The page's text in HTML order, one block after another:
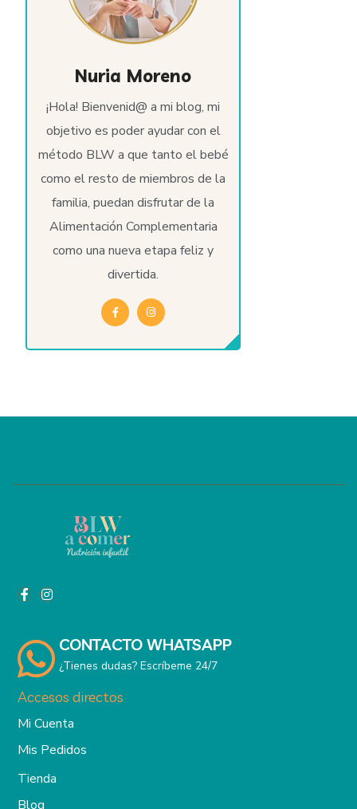
Nuria Moreno
¡Hola! Bienvenid@ a mi blog, mi
objetivo es poder ayudar con el
método BLW a que tanto el bebé
como el resto de miembros de la
familia, puedan disfrutar de la
Alimentación Complementaria
como una nueva etapa feliz y
divertida.
CONTACTO WHATSAPP
¿Tienes dudas? Escríbeme 24/7
Accesos directos
Mi Cuenta
Mis Pedidos
Tienda
Blog